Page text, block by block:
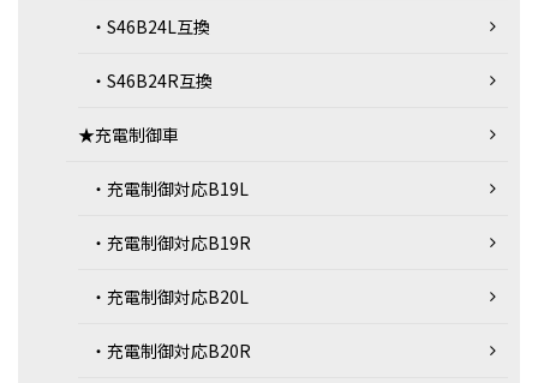
・S46B24L互換
・S46B24R互換
★充電制御車
・充電制御対応B19L
・充電制御対応B19R
・充電制御対応B20L
・充電制御対応B20R